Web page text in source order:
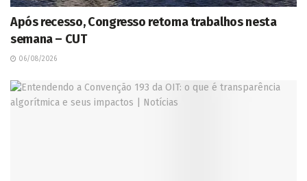
Após recesso, Congresso retoma trabalhos nesta
semana – CUT
06/08/2026